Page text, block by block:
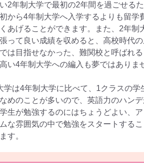
2年制大学で最初の2年間を過ごせるた
から4年制大学へ入学するよりも留学
あげることができます。また、2年制
って良い成績を収めると、高校時代
は目指せなかった、難関校と呼ばれ
い4年制大学への編入も夢ではありま
学は4年制大学に比べて、1クラスの学
めのことが多いので、英語力のハン
生が勉強するのにはちょうどよい、
ムな雰囲気の中で勉強をスタートする
す。